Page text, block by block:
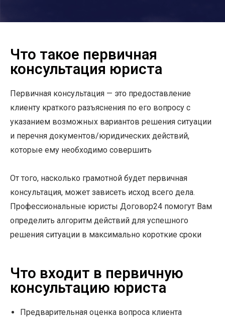
Что такое первичная
консультация юриста
Первичная консультация — это предоставление
клиенту краткого разъяснения по его вопросу с
указанием возможных вариантов решения ситуации
и перечня документов/юридических действий,
которые ему необходимо совершить
От того, насколько грамотной будет первичная
консультация, может зависеть исход всего дела.
Профессиональные юристы Договор24 помогут Вам
определить алгоритм действий для успешного
решения ситуации в максимально короткие сроки
Что входит в первичную
консультацию юриста
Предварительная оценка вопроса клиента